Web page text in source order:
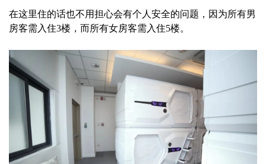
在这里住的话也不用担心会有个人安全的问题，因为所有男
房客需入住3楼，而所有女房客需入住5楼。